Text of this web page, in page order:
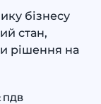
бізнесу
стан,
рішення на
ПДВ